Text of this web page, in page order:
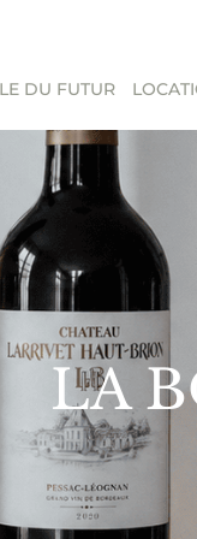
DU FUTUR
LA